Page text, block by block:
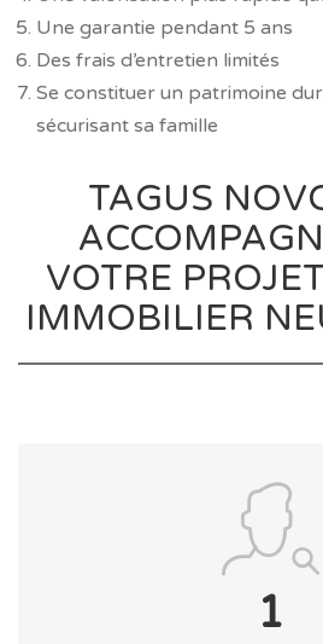
Une garantie pendant 5 ans
Des frais d’entretien limités
Se constituer un patrimoine
sécurisant sa famille
TAGUS
VOTRE
IMMOBILIER
1